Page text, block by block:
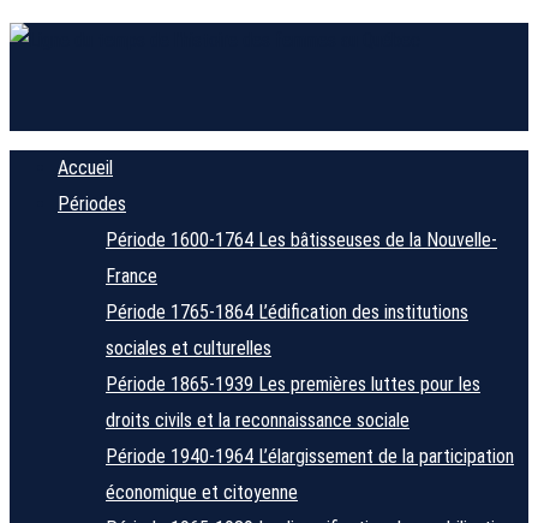
Accueil
Périodes
Période 1600-1764 Les bâtisseuses de la Nouvelle-
France
Période 1765-1864 L’édification des institutions
sociales et culturelles
Période 1865-1939 Les premières luttes pour les
droits civils et la reconnaissance sociale
Période 1940-1964 L’élargissement de la participation
économique et citoyenne